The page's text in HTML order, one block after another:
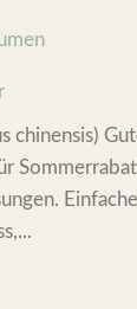
chinensis)